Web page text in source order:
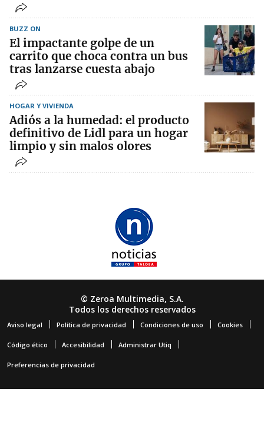
BUZZ ON
El impactante golpe de un
carrito que choca contra un bus
tras lanzarse cuesta abajo
HOGAR Y VIVIENDA
Adiós a la humedad: el producto
definitivo de Lidl para un hogar
limpio y sin malos olores
© Zeroa Multimedia, S.A.
Todos los derechos reservados
Aviso legal Política de privacidad Condiciones de uso Cookies
Código ético Accesibilidad Administrar Utiq
Preferencias de privacidad